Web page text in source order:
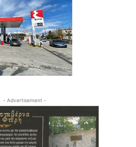
- Advertisement -